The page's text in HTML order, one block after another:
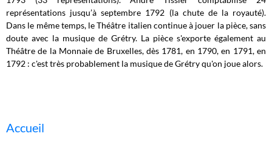
représentations jusqu’à septembre 1792 (la chute de la royauté).
Dans le même temps, le Théâtre italien continue à jouer la pièce, sans
doute avec la musique de Grétry. La pièce s'exporte également au
Théâtre de la Monnaie de Bruxelles, dès 1781, en 1790, en 1791, en
1792 : c'est très probablement la musique de Grétry qu'on joue alors.
Accueil